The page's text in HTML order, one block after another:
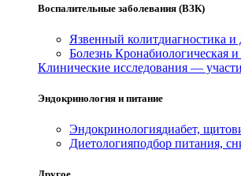
Воспалительные заболевания (ВЗК)
Язвенный колитдиагностика и
Болезнь Кронабиологическая и
Клинические исследования —
Эндокринология и питание
Эндокринологиядиабет,
Диетологияподбор питания,